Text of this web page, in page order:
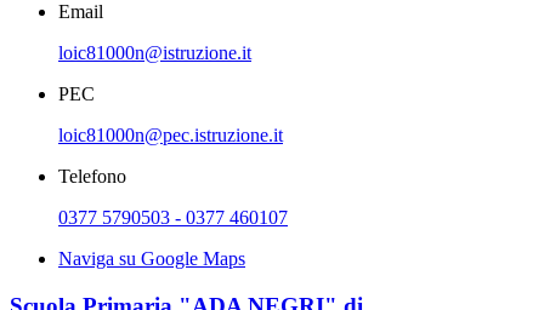
Email
loic81000n@istruzione.it
PEC
loic81000n@pec.istruzione.it
Telefono
0377 5790503 - 0377 460107
Naviga su Google Maps